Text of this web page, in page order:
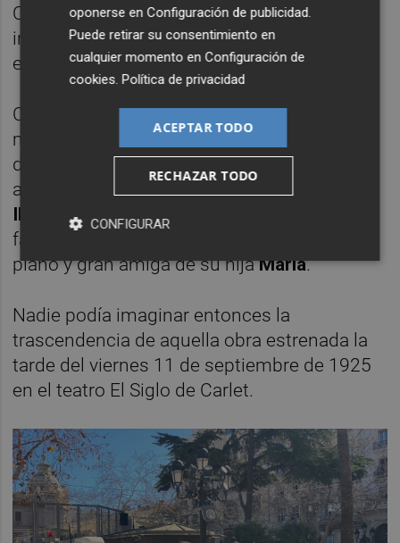
Carlet donde el músico encontró la
inspiración para la creación de su obra más
emblemática.
Compuesto el inmortal pasodoble, el
maestro Texidor decidió ponerle nombre y
dedicarlo a una de sus alumnas. Quiso el
azar que la afortunada fueraAmparo Roca
Ibáñez(1912-1993), niña de 13 años de una
familia carletina, alumna de sus clases de
piano y gran amiga de su hijaMaría.
Nadie podía imaginar entonces la
trascendencia de aquella obra estrenada la
tarde del viernes 11 de septiembre de 1925
en el teatro El Siglo de Carlet.
oponerse enConfiguración de publicidad
Puede retirar su consentimiento en
cualquier momento enConfiguración de
cookies .Política de privacidad
ACEPTAR TODO
RECHAZAR TODO
CONFIGURAR